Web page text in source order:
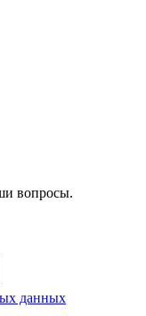
вопросы.
данных